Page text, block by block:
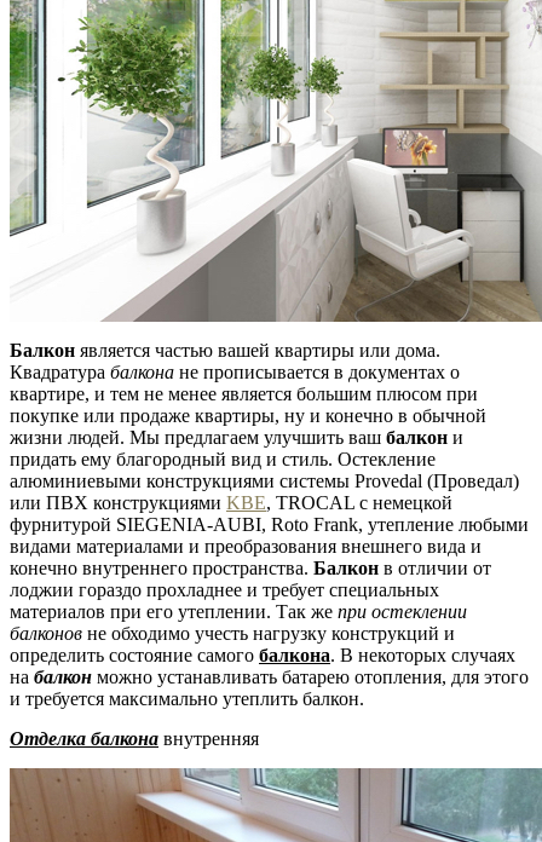
Балкон является частью вашей квартиры или дома.
Квадратура балкона не прописывается в документах о
квартире, и тем не менее является большим плюсом при
покупке или продаже квартиры, ну и конечно в обычной
жизни людей. Мы предлагаем улучшить ваш балкон и
придать ему благородный вид и стиль. Остекление
алюминиевыми конструкциями системы Provedal (Проведал)
или ПВХ конструкциями KBE, TROCAL с немецкой
фурнитурой SIEGENIA-AUBI, Roto Frank, утепление любыми
видами материалами и преобразования внешнего вида и
конечно внутреннего пространства. Балкон в отличии от
лоджии гораздо прохладнее и требует специальных
материалов при его утеплении. Так же при остеклении
балконов не обходимо учесть нагрузку конструкций и
определить состояние самого балкона. В некоторых случаях
на балкон можно устанавливать батарею отопления, для этого
и требуется максимально утеплить балкон.
Отделка балкона внутренняя